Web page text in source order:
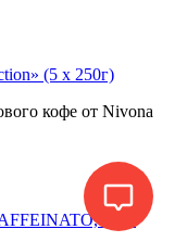
(5 x 250г)
кофе от Nivona